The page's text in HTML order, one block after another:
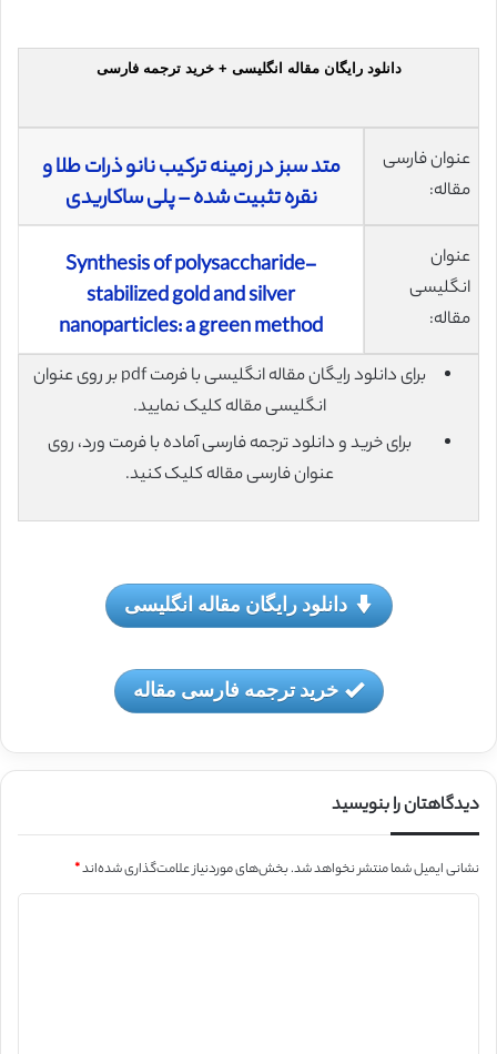
دانلود رایگان مقاله انگلیسی + خرید ترجمه فارسی
عنوان فارسی
مقاله:
متد سبز در زمینه ترکیب نانو ذرات طلا و
نقره تثبیت شده – پلی ساکاریدی
عنوان
انگلیسی
مقاله:
Synthesis of polysaccharide-
stabilized gold and silver
nanoparticles: a green method
برای دانلود رایگان مقاله انگلیسی با فرمت pdf بر روی عنوان
انگلیسی مقاله کلیک نمایید.
برای خرید و دانلود ترجمه فارسی آماده با فرمت ورد، روی
عنوان فارسی مقاله کلیک کنید.
دانلود رایگان مقاله انگلیسی
خرید ترجمه فارسی مقاله
دیدگاهتان را بنویسید
نشانی ایمیل شما منتشر نخواهد شد.بخش‌های موردنیاز علامت‌گذاری شده‌اند*